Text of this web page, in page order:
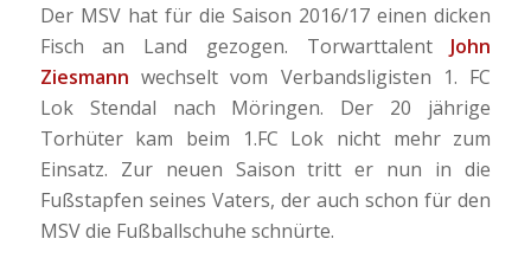
Der MSV hat für die Saison 2016/17 einen dicken
Fisch an Land gezogen. Torwarttalent John
Ziesmann wechselt vom Verbandsligisten 1. FC
Lok Stendal nach Möringen. Der 20 jährige
Torhüter kam beim 1.FC Lok nicht mehr zum
Einsatz. Zur neuen Saison tritt er nun in die
Fußstapfen seines Vaters, der auch schon für den
MSV die Fußballschuhe schnürte.